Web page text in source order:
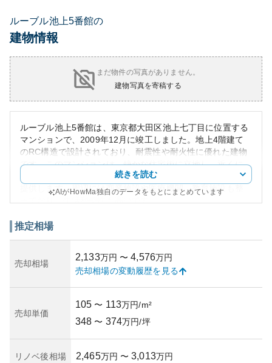
ルーブル池上5番館の
建物情報
まだ物件の写真がありません。
建物写真を寄稿する
ルーブル池上5番館は、東京都大田区池上七丁目に位置する
マンションで、2009年12月に竣工しました。地上4階建て
のRC構造で設計されており、耐震性や耐火性に優れた建物
です。このマンションは、静かな住宅街に立地し、近くに
は池上本門寺や複数の公園があり、リラックスした環境を
提供します。周辺には商業施設や医療機関、教育施設も整
並みと調和しており、居住者に洗練された印象を与えま
値を保つ可能性があります。
しかしながら、集中的な住宅地であるため、周辺開発リス
クや人口減少などの社会的影響が資産価値に影響を与える
が不明な場合やメンテナンス状況に依存するため、購入前
の確認は必須でしょう。全体的に、住環境と資産性のバラ
続きを読む
AIがHowMa独自のデータをもとにまとめています
推定相場
売却相場
2,133万円 〜 4,576万円
売却相場の変動履歴を見る
売却単価
105 〜 113万円/m²
348 〜 374万円/坪
リノベ後相場 2,465万円 〜 3,013万円